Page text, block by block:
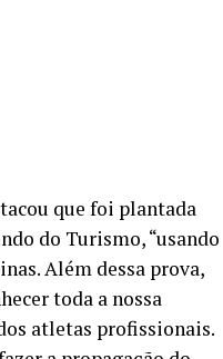
que foi plantada
do Turismo, “usando
Além dessa prova,
toda a nossa
atletas profissionais.